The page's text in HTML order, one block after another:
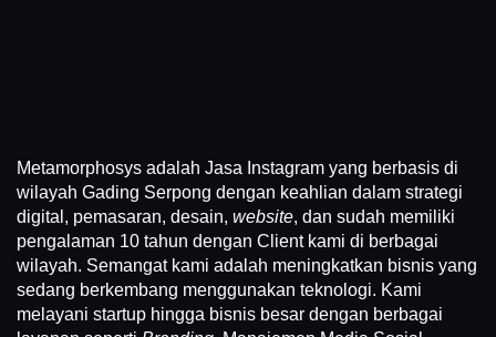
Metamorphosys adalah Jasa Instagram yang berbasis di
wilayah Gading Serpong dengan keahlian dalam strategi
digital, pemasaran, desain, website, dan sudah memiliki
pengalaman 10 tahun dengan Client kami di berbagai
wilayah. Semangat kami adalah meningkatkan bisnis yang
sedang berkembang menggunakan teknologi. Kami
melayani startup hingga bisnis besar dengan berbagai